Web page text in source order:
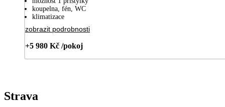
koupelna, fén, WC
klimatizace
zobrazit podrobnosti
+5 980 Kč /pokoj
Strava